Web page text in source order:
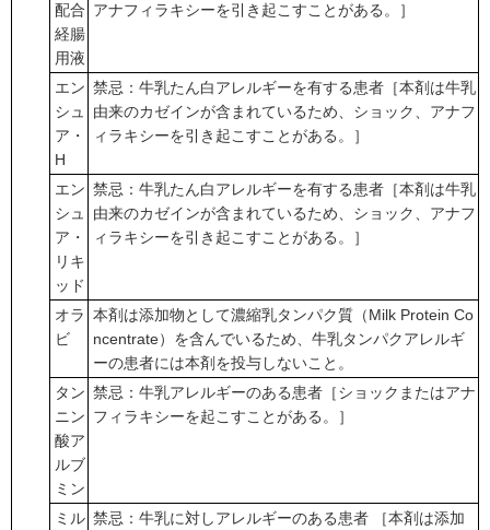
配合
経腸
用液
アナフィラキシーを引き起こすことがある。］
エン
シュ
ア・
H
禁忌：牛乳たん白アレルギーを有する患者［本剤は牛乳
由来のカゼインが含まれているため、ショック、アナフ
ィラキシーを引き起こすことがある。］
エン
シュ
ア・
リキ
ッド
禁忌：牛乳たん白アレルギーを有する患者［本剤は牛乳
由来のカゼインが含まれているため、ショック、アナフ
ィラキシーを引き起こすことがある。］
オラ
ビ
本剤は添加物として濃縮乳タンパク質（Milk Protein Co
ncentrate）を含んでいるため、牛乳タンパクアレルギ
ーの患者には本剤を投与しないこと。
タン
ニン
酸ア
ルブ
ミン
禁忌：牛乳アレルギーのある患者［ショックまたはアナ
フィラキシーを起こすことがある。］
ミル 禁忌：牛乳に対しアレルギーのある患者 ［本剤は添加